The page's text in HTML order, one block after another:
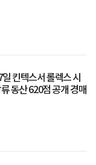
킨텍스서 롤렉스 시
동산 620점 공개 경매